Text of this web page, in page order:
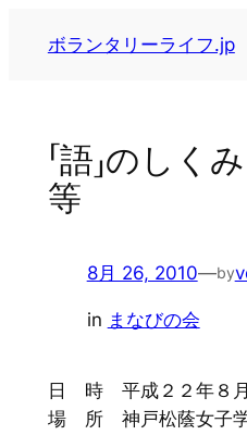
ボランタリーライフ.jp
「語」のしく
等
8月 26, 2010—by
in まなびの会
日 時 平成２２年８月
場 所 神戸松蔭女子